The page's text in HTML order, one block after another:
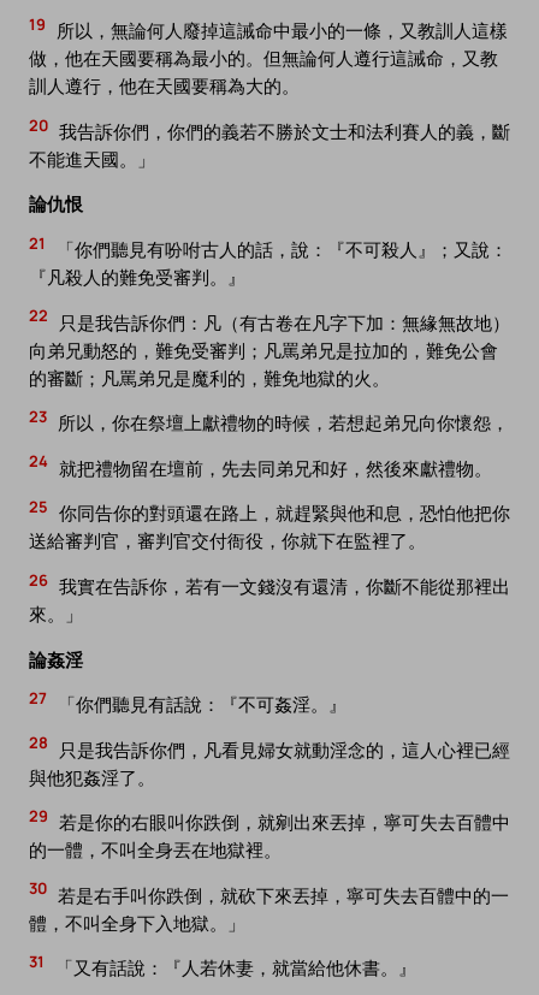
19
所以，無論何人廢掉這誡命中最小的一條，又教訓人這樣
做，他在天國要稱為最小的。但無論何人遵行這誡命，又教
訓人遵行，他在天國要稱為大的。
20 我告訴你們，你們的義若不勝於文士和法利賽人的義，斷
不能進天國。」
論仇恨
21
「你們聽見有吩咐古人的話，說：『不可殺人』；又說：
『凡殺人的難免受審判。』
22
只是我告訴你們：凡（有古卷在凡字下加：無緣無故地）
向弟兄動怒的，難免受審判；凡罵弟兄是拉加的，難免公會
的審斷；凡罵弟兄是魔利的，難免地獄的火。
23 所以，你在祭壇上獻禮物的時候，若想起弟兄向你懷怨，
24 就把禮物留在壇前，先去同弟兄和好，然後來獻禮物。
25 你同告你的對頭還在路上，就趕緊與他和息，恐怕他把你
送給審判官，審判官交付衙役，你就下在監裡了。
26 我實在告訴你，若有一文錢沒有還清，你斷不能從那裡出
來。」
論姦淫
27 「你們聽見有話說：『不可姦淫。』
28
只是我告訴你們，凡看見婦女就動淫念的，這人心裡已經
與他犯姦淫了。
29 若是你的右眼叫你跌倒，就剜出來丟掉，寧可失去百體中
的一體，不叫全身丟在地獄裡。
30 若是右手叫你跌倒，就砍下來丟掉，寧可失去百體中的一
體，不叫全身下入地獄。」
31 「又有話說：『人若休妻，就當給他休書。』